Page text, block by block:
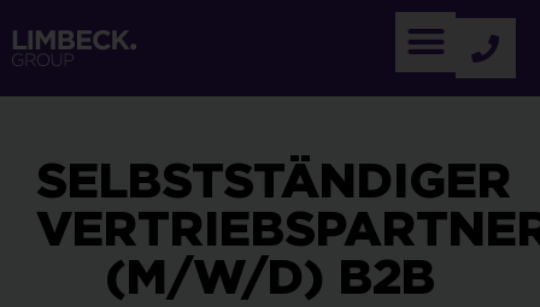
SELBSTSTÄNDIGER
(M/W/D) B2B